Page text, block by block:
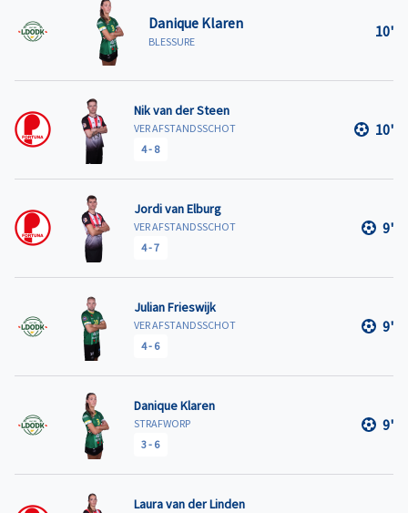
Danique Klaren
BLESSURE
10'
Nik van der Steen
VER AFSTANDSSCHOT
4- 8
10'
Jordi van Elburg
VER AFSTANDSSCHOT
4-7
9'
Julian Frieswijk
VER AFSTANDSSCHOT
4- 6
9'
Danique Klaren
STRAFWORP
3- 6
9'
Laura van der Linden